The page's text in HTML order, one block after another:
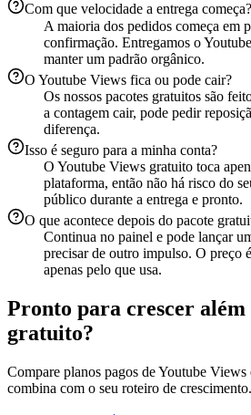
Com que velocidade a entrega começa?
A maioria dos pedidos começa em
confirmação. Entregamos o
manter um padrão orgânico.
O Youtube Views fica ou pode cair?
Os nossos pacotes gratuitos são
a contagem cair, pode pedir
diferença.
Isso é seguro para a minha conta?
O Youtube Views gratuito toca
plataforma, então não há risco do
público durante a entrega e pronto.
O que acontece depois do pacote
Continua no painel e pode lançar
precisar de outro impulso. O preço
apenas pelo que usa.
Pronto para crescer além
gratuito?
Compare planos pagos de Youtube
combina com o seu roteiro de crescimento.